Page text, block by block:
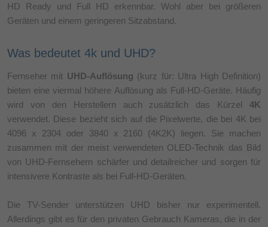
HD Ready und Full HD erkennbar. Wohl aber bei größeren
Geräten und einem geringeren Sitzabstand.
Was bedeutet 4k und UHD?
Fernseher mit UHD-Auflösung (kurz für: Ultra High Definition)
bieten eine viermal höhere Auflösung als Full-HD-Geräte. Häufig
wird von den Herstellern auch zusätzlich das Kürzel 4K
verwendet. Diese bezieht sich auf die Pixelwerte, die bei 4K bei
4096 x 2304 oder 3840 x 2160 (4K2K) liegen. Sie machen
zusammen mit der meist verwendeten OLED-Technik das Bild
von UHD-Fernsehern schärfer und detailreicher und sorgen für
intensivere Kontraste als bei Full-HD-Geräten.
Die TV-Sender unterstützen UHD bisher nur experimentell.
Allerdings gibt es für den privaten Gebrauch Kameras, die in der